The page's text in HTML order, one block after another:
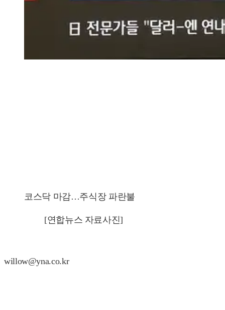
코스닥 마감…주식장 파란불
[연합뉴스 자료사진]
willow@yna.co.kr